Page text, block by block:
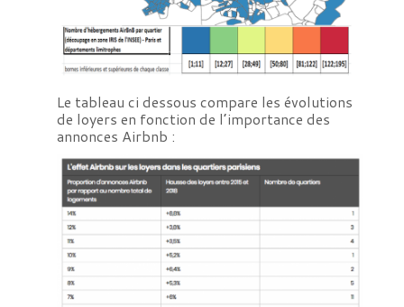
Le tableau ci dessous compare les évolutions
de loyers en fonction de l’importance des
annonces Airbnb :